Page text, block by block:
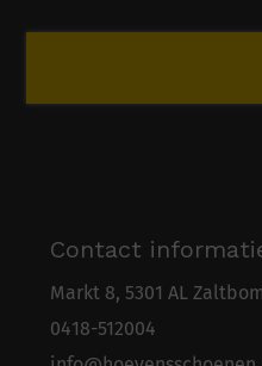
Contact
Markt 8, 5301 AL
0418-512004